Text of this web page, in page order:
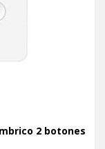
2 botones